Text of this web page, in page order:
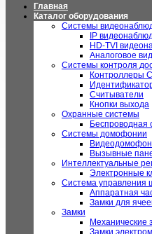
Главная
Каталог оборудования
Системы
IP
HD-TVI
Аналоговое
Системы контроля
Контроллеры
Считыватели
Кнопки выхода
Охранные системы
Беспроводная
Системы домофонии
Вызывные
Интеллектуальные
Электронные
Система управления
Аппаратная
Замки для
Замки
Механические
Замки